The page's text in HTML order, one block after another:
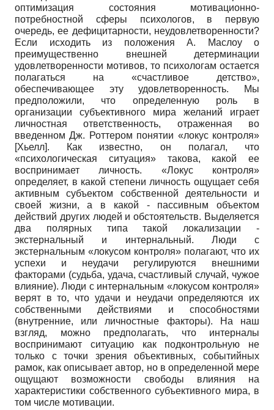
оптимизация состояния мотивационно-
потребностной сферы психологов, в первую
очередь, ее дефицитарности, неудовлетворенности?
Если исходить из положения А. Маслоу о
преимущественно внешней детерминации
удовлетворенности мотивов, то психологам остается
полагаться на «счастливое детство»,
обеспечивающее эту удовлетворенность. Мы
предположили, что определенную роль в
организации субъективного мира желаний играет
личностная ответственность, отраженная во
введенном Дж. Роттером понятии «локус контроля»
[Хьелл]. Как известно, он полагал, что
«психологическая ситуация» такова, какой ее
воспринимает личность. «Локус контроля»
определяет, в какой степени личность ощущает себя
активным субъектом собственной деятельности и
своей жизни, а в какой - пассивным объектом
действий других людей и обстоятельств. Выделяется
два полярных типа такой локализации -
экстернальный и интернальный. Люди с
экстернальным «локусом контроля» полагают, что их
успехи и неудачи регулируются внешними
факторами (судьба, удача, счастливый случай, чужое
влияние). Люди с интернальным «локусом контроля»
верят в то, что удачи и неудачи определяются их
собственными действиями и способностями
(внутренние, или личностные факторы). На наш
взгляд, можно предполагать, что интерналы
воспринимают ситуацию как подконтрольную не
только с точки зрения объективных, событийных
рамок, как описывает автор, но в определенной мере
ощущают возможности свободы влияния на
характеристики собственного субъективного мира, в
том числе мотивации.